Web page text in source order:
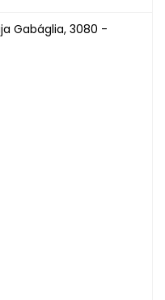
Gabáglia, 3080 -